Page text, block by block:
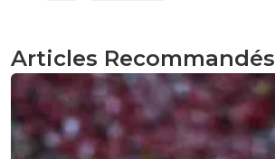
Articles Recommandés